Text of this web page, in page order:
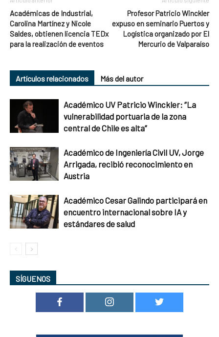
Académicas de Industrial,
Carolina Martínez y Nicole
Saldes, obtienen licencia TEDx
para la realización de eventos
Profesor Patricio Winckler
expuso en seminario Puertos y
Logística organizado por El
Mercurio de Valparaíso
Artículos relacionados Más del autor
Académico UV Patricio Winckler: “La
vulnerabilidad portuaria de la zona
central de Chile es alta”
Académico de Ingeniería Civil UV, Jorge
Arrigada, recibió reconocimiento en
Austria
Académico Cesar Galindo participará en
encuentro internacional sobre IA y
estándares de salud
SÍGUENOS